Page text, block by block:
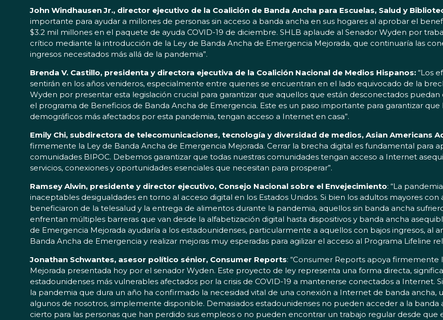
John Windhausen Jr., director ejecutivo de la Coalición de Banda Ancha para Escuelas, Salud y
importante para ayudar a millones de personas sin acceso a banda ancha en sus hogares al aprobar el
$3.2 mil millones en el paquete de ayuda COVID-19 de diciembre. SHLB aplaude al Senador Wyden por
crítico mediante la introducción de la Ley de Banda Ancha de Emergencia Mejorada, que continuaría las
ingresos necesitados más allá de la pandemia”.
Brenda V. Castillo, presidenta y directora ejecutiva de la Coalición Nacional de Medios Hispanos: “Los
sentirán en los años venideros, especialmente entre quienes se encuentran en el lado equivocado de la
Wyden por presentar esta legislación crucial para garantizar que aquellos que están desconectados
el programa de Beneficios de Banda Ancha de Emergencia. Este es un paso importante para garantizar
demográficos más afectados por esta pandemia, tengan acceso a Internet en casa”.
Emily Chi, subdirectora de telecomunicaciones, tecnología y diversidad de medios, Asian Americans
firmemente la Ley de Banda Ancha de Emergencia Mejorada. Cerrar la brecha digital es fundamental para
comunidades BIPOC. Debemos garantizar que todas nuestras comunidades tengan acceso a Internet
servicios, conexiones y oportunidades esenciales que necesitan para prosperar”.
Ramsey Alwin, presidente y director ejecutivo, Consejo Nacional sobre el Envejecimiento: “La
inaceptables desigualdades en torno al acceso digital en los Estados Unidos. Si bien los adultos mayores
beneficiaron de la telesalud y la entrega de alimentos durante la pandemia, aquellos sin banda ancha
enfrentan múltiples barreras que van desde la alfabetización digital hasta dispositivos y banda ancha
de Emergencia Mejorada ayudaría a los estadounidenses, particularmente a aquellos con bajos ingresos, al
Banda Ancha de Emergencia y realizar mejoras muy esperadas para agilizar el acceso al Programa Lifeline
Jonathan Schwantes, asesor político sénior, Consumer Reports: “Consumer Reports apoya
Mejorada presentada hoy por el senador Wyden. Este proyecto de ley representa una forma directa,
estadounidenses más vulnerables afectados por la crisis de COVID-19 a mantenerse conectados a Internet.
la pandemia que dura un año ha confirmado la necesidad vital de una conexión a Internet de banda ancha,
algunos de nosotros, simplemente disponible. Demasiados estadounidenses no pueden acceder a la banda
cierto para las personas que han perdido sus empleos o no pueden encontrar un trabajo regular desde que